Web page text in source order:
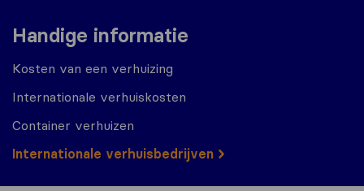
Handige informatie
Kosten van een verhuizing
Internationale verhuiskosten
Container verhuizen
Internationale verhuisbedrijven